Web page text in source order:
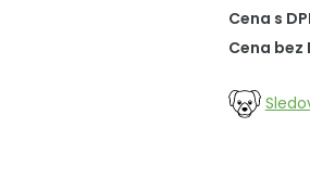
Cena s
Cena bez